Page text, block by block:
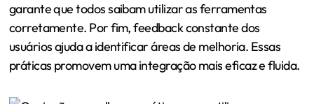
garante que todos saibam utilizar as ferramentas
corretamente. Por fim, feedback constante dos
usuários ajuda a identificar áreas de melhoria. Essas
práticas promovem uma integração mais eficaz e fluida.